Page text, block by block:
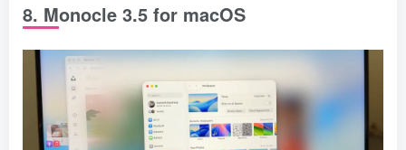
8. Monocle 3.5 for macOS